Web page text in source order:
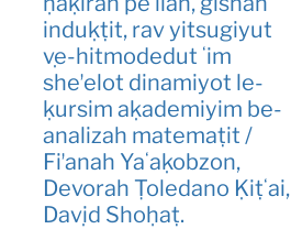
induḳṭit, rav yitsugiyut
ṿe-hitmodedut ʻim
sheʼelot dinamiyot le-
ḳursim aḳademiyim be-
analizah matemaṭit /
Fiʼanah Yaʻaḳobzon,
Devorah Ṭoledano Ḳiṭʻai,
Daṿid Shoḥaṭ.